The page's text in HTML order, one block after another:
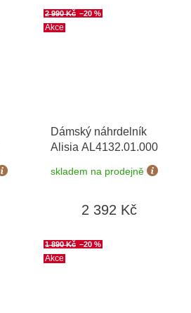
Akce
2 990 Kč –20 %
Dámský náhrdelník
Alisia AL4132.01.000
skladem na prodejně
2 392 Kč
Akce
1 890 Kč –20 %